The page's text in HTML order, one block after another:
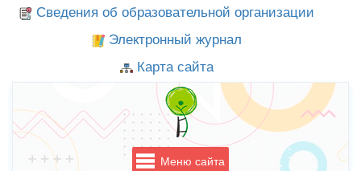
Сведения об образовательной организации
Электронный журнал
Карта сайта
Меню сайта